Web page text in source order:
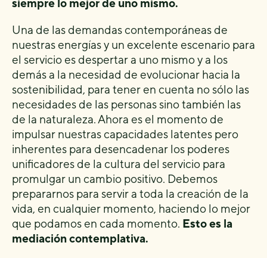
siempre lo mejor de uno mismo.
Una de las demandas contemporáneas de
nuestras energías y un excelente escenario para
el servicio es despertar a uno mismo y a los
demás a la necesidad de evolucionar hacia la
sostenibilidad, para tener en cuenta no sólo las
necesidades de las personas sino también las
de la naturaleza. Ahora es el momento de
impulsar nuestras capacidades latentes pero
inherentes para desencadenar los poderes
unificadores de la cultura del servicio para
promulgar un cambio positivo. Debemos
prepararnos para servir a toda la creación de la
vida, en cualquier momento, haciendo lo mejor
que podamos en cada momento. Esto es la
mediación contemplativa.